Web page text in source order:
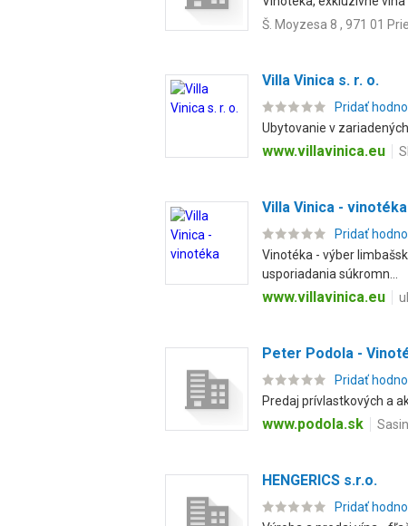
Š. Moyzesa 8 , 971 01
Villa Vinica s. r. o.
Pridať
Ubytovanie v
www.villavinica.eu
Villa Vinica - vinotéka
Pridať
Vinotéka - výber
usporiadania súkromn...
www.villavinica.eu
Peter Podola -
Pridať
Predaj prívlastkových a
www.podola.sk
HENGERICS s.r.o.
Pridať